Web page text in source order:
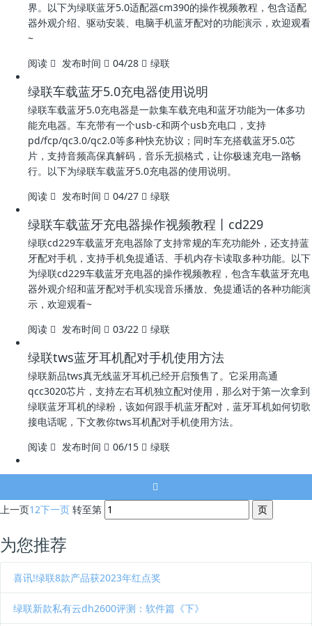
界。以下为绿联蓝牙5.0适配器cm390的操作视频教程，包含适配
器外观介绍、驱动安装、电脑手机蓝牙配对的功能演示，欢迎观看
~
阅读
发布时间 04/28 绿联
绿联车载蓝牙5.0充电器使用说明
绿联车载蓝牙5.0充电器是一款集车载充电和蓝牙功能为一体多功
能充电器。车充带有一个usb-c和两个usb充电口，支持
pd/fcp/qc3.0/qc2.0等多种快充协议；同时车充搭载蓝牙5.0芯
片，支持音频高保真解码，音乐无损格式，让你极速充电一路畅
行。以下为绿联车载蓝牙5.0充电器的使用说明。
阅读
发布时间 04/27 绿联
绿联车载蓝牙充电器操作视频教程丨cd229
绿联cd229车载蓝牙充电器除了支持常规的车充功能外，还支持蓝
牙配对手机，支持手机免提通话、手机内存卡读取多种功能。以下
为绿联cd229车载蓝牙充电器的操作视频教程，包含车载蓝牙充电
器外观介绍和蓝牙配对手机实现音乐播放、免提通话的各种功能演
示，欢迎观看~
阅读
发布时间 03/22 绿联
绿联tws蓝牙耳机配对手机使用方法
绿联新品tws真无线蓝牙耳机已经开启预售了。它采用高通
qcc3020芯片，支持左右耳机独立配对使用，那么对于第一次拿到
绿联蓝牙耳机的绿粉，该如何跟手机蓝牙配对，蓝牙耳机如何切歌
接电话呢，下文教你tws耳机配对手机使用方法。
阅读
发布时间 06/15 绿联
上一页12下一页 转至第
为您推荐
喜讯!绿联8款产品获2023年红点奖
绿联新款私有云dh2600评测：软件篇《下》